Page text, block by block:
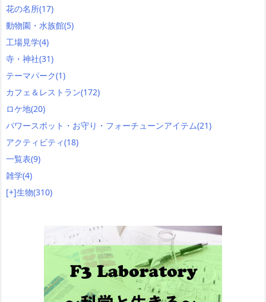
花の名所(17)
動物園・水族館(5)
工場見学(4)
寺・神社(31)
テーマパーク(1)
カフェ＆レストラン(172)
ロケ地(20)
パワースポット・お守り・フォーチューンアイテム(21)
アクティビティ(18)
一覧表(9)
雑学(4)
[+]生物(310)